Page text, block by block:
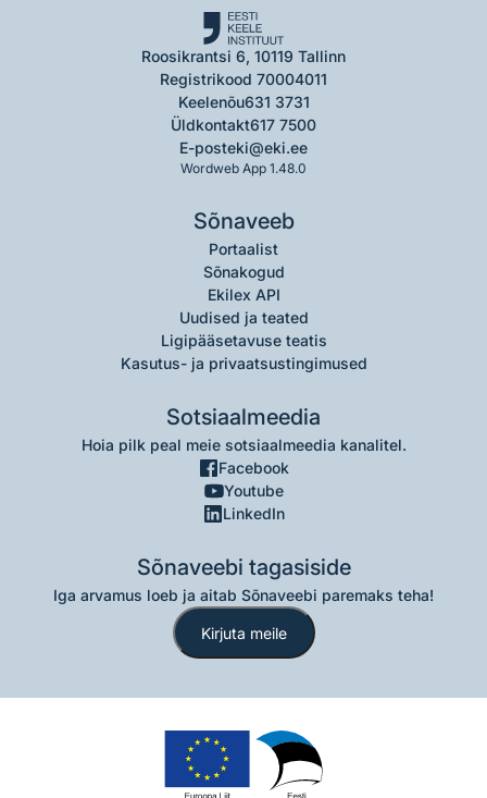
Roosikrantsi 6, 10119 Tallinn
Registrikood 70004011
Keelenõu631 3731
Üldkontakt617 7500
E-posteki@eki.ee
Wordweb App 1.48.0
Sõnaveeb
Portaalist
Sõnakogud
Ekilex API
Uudised ja teated
Ligipääsetavuse teatis
Kasutus- ja privaatsustingimused
Sotsiaalmeedia
Hoia pilk peal meie sotsiaalmeedia kanalitel.
Facebook
Youtube
LinkedIn
Sõnaveebi tagasiside
Iga arvamus loeb ja aitab Sõnaveebi paremaks teha!
Kirjuta meile